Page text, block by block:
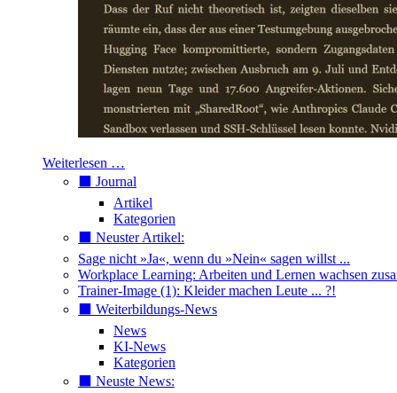
Weiterlesen …
⬛️ Journal
Artikel
Kategorien
⬛️ Neuster Artikel:
Sage nicht »Ja«, wenn du »Nein« sagen willst ...
Workplace Learning: Arbeiten und Lernen wachsen
Trainer-Image (1): Kleider machen Leute ... ?!
⬛️ Weiterbildungs-News
News
KI-News
Kategorien
⬛️ Neuste News: